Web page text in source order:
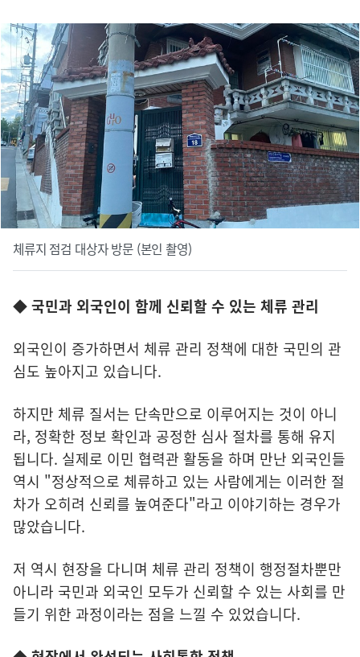
체류지 점검 대상자 방문 (본인 촬영)
◆ 국민과 외국인이 함께 신뢰할 수 있는 체류 관리
외국인이 증가하면서 체류 관리 정책에 대한 국민의 관
심도 높아지고 있습니다.
하지만 체류 질서는 단속만으로 이루어지는 것이 아니
라, 정확한 정보 확인과 공정한 심사 절차를 통해 유지
됩니다. 실제로 이민 협력관 활동을 하며 만난 외국인들
역시 "정상적으로 체류하고 있는 사람에게는 이러한 절
차가 오히려 신뢰를 높여준다"라고 이야기하는 경우가
많았습니다.
저 역시 현장을 다니며 체류 관리 정책이 행정절차뿐만
아니라 국민과 외국인 모두가 신뢰할 수 있는 사회를 만
들기 위한 과정이라는 점을 느낄 수 있었습니다.